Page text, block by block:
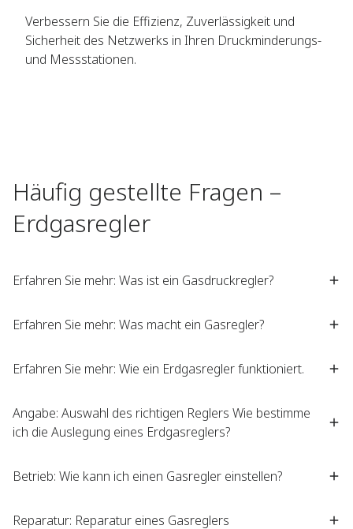
Verbessern Sie die Effizienz, Zuverlässigkeit und
Sicherheit des Netzwerks in Ihren Druckminderungs-
und Messstationen.
Häufig gestellte Fragen –
Erdgasregler
Erfahren Sie mehr: Was ist ein Gasdruckregler?
Erfahren Sie mehr: Was macht ein Gasregler?
Erfahren Sie mehr: Wie ein Erdgasregler funktioniert.
Angabe: Auswahl des richtigen Reglers Wie bestimme
ich die Auslegung eines Erdgasreglers?
Betrieb: Wie kann ich einen Gasregler einstellen?
Reparatur: Reparatur eines Gasreglers